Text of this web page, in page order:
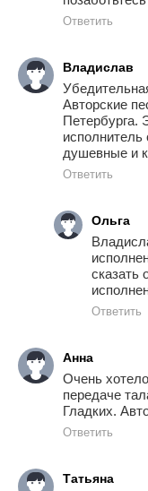
Ответить
Владислав
Авторские
Петербурга.
исполнитель
душевные и
Ответить
Ольга
сказать
Ответить
Анна
Очень
передаче
Гладких.
Ответить
Татьяна